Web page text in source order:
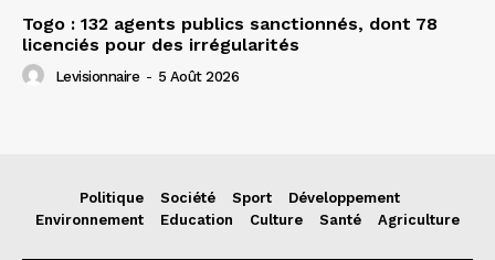
Togo : 132 agents publics sanctionnés, dont 78
licenciés pour des irrégularités
Levisionnaire - 5 Août 2026
Politique Société Sport
Développement
Environnement
Education Culture Santé Agriculture